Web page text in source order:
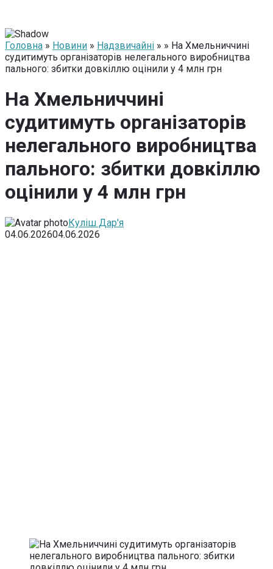
Головна » Новини » Надзвичайні » » На Хмельниччині
судитимуть організаторів нелегального виробництва
пального: збитки довкіллю оцінили у 4 млн грн
На Хмельниччині
судитимуть організаторів
нелегального виробництва
пального: збитки довкіллю
оцінили у 4 млн грн
Куліш Дар'я
04.06.202604.06.2026